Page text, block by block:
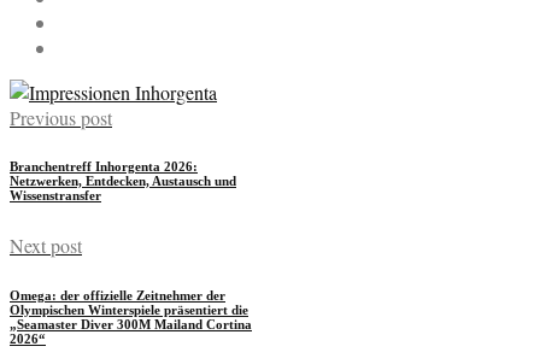
Previous post
Branchentreff Inhorgenta 2026:
Netzwerken, Entdecken, Austausch und
Wissenstransfer
Next post
Omega: der offizielle Zeitnehmer der
Olympischen Winterspiele präsentiert die
„Seamaster Diver 300M Mailand Cortina
2026“